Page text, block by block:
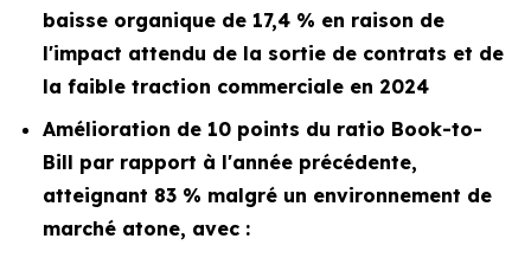
baisse organique de 17,4 % en raison de
l'impact attendu de la sortie de contrats et de
la faible traction commerciale en 2024
Amélioration de 10 points du ratio Book-to-
Bill par rapport à l'année précédente,
atteignant 83 % malgré un environnement de
marché atone, avec :